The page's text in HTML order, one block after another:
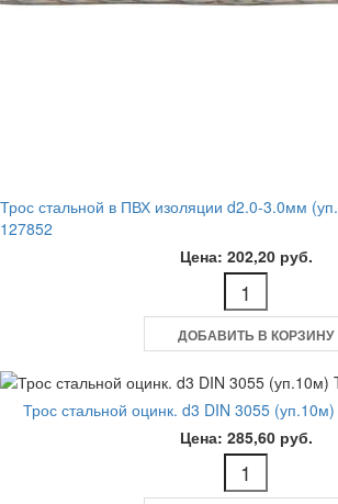
Трос стальной в ПВХ изоляции d2.0-3.0мм
127852
Цена: 202,20 руб.
ДОБАВИТЬ В КОРЗИНУ
Трос стальной оцинк. d3 DIN 3055
Цена: 285,60 руб.